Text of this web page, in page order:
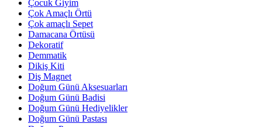
Çocuk Giyim
Çok Amaçlı Örtü
Çok amaçlı Sepet
Damacana Örtüsü
Dekoratif
Demmatik
Dikiş Kiti
Diş Magnet
Doğum Günü Aksesuarları
Doğum Günü Badisi
Doğum Günü Hediyelikler
Doğum Günü Pastası